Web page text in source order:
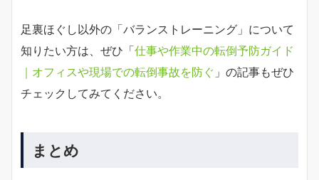
足裏ほぐし以外の「バランストレーニング」について
知りたい方は、ぜひ「仕事や作業中の転倒予防ガイド
｜オフィスや現場での転倒事故を防ぐ 」の記事もぜひ
チェックしてみてください。
まとめ